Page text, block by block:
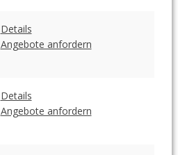
Details
Angebote anfordern
Details
Angebote anfordern